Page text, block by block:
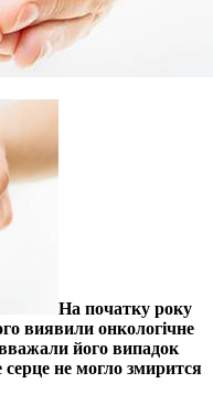
На початку року
виявили онкологічне
його випадок
серце не могло змирится